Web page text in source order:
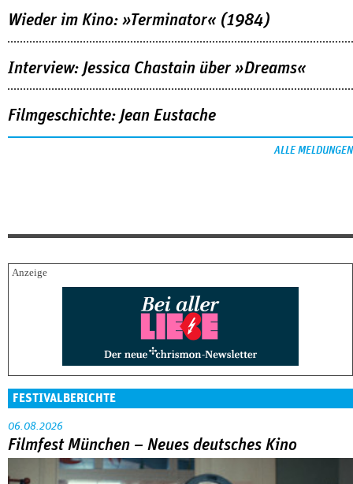
Wieder im Kino: »Terminator« (1984)
Interview: Jessica Chastain über »Dreams«
Filmgeschichte: Jean Eustache
ALLE MELDUNGEN
FESTIVALBERICHTE
06.08.2026
Filmfest München – Neues deutsches Kino